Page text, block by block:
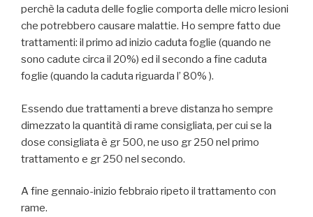
perchè la caduta delle foglie comporta delle micro lesioni
che potrebbero causare malattie. Ho sempre fatto due
trattamenti: il primo ad inizio caduta foglie (quando ne
sono cadute circa il 20%) ed il secondo a fine caduta
foglie (quando la caduta riguarda l’ 80% ).
Essendo due trattamenti a breve distanza ho sempre
dimezzato la quantità di rame consigliata, per cui se la
dose consigliata è gr 500, ne uso gr 250 nel primo
trattamento e gr 250 nel secondo.
A fine gennaio-inizio febbraio ripeto il trattamento con
rame.